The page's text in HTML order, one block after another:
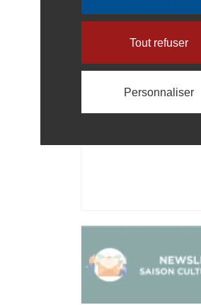
Tout refuser
Personnaliser